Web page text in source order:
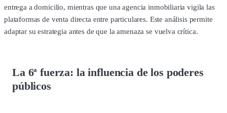
entrega a domicilio, mientras que una agencia inmobiliaria vigila las
plataformas de venta directa entre particulares. Este análisis permite
adaptar su estrategia antes de que la amenaza se vuelva crítica.
La 6ª fuerza: la influencia de los poderes
públicos